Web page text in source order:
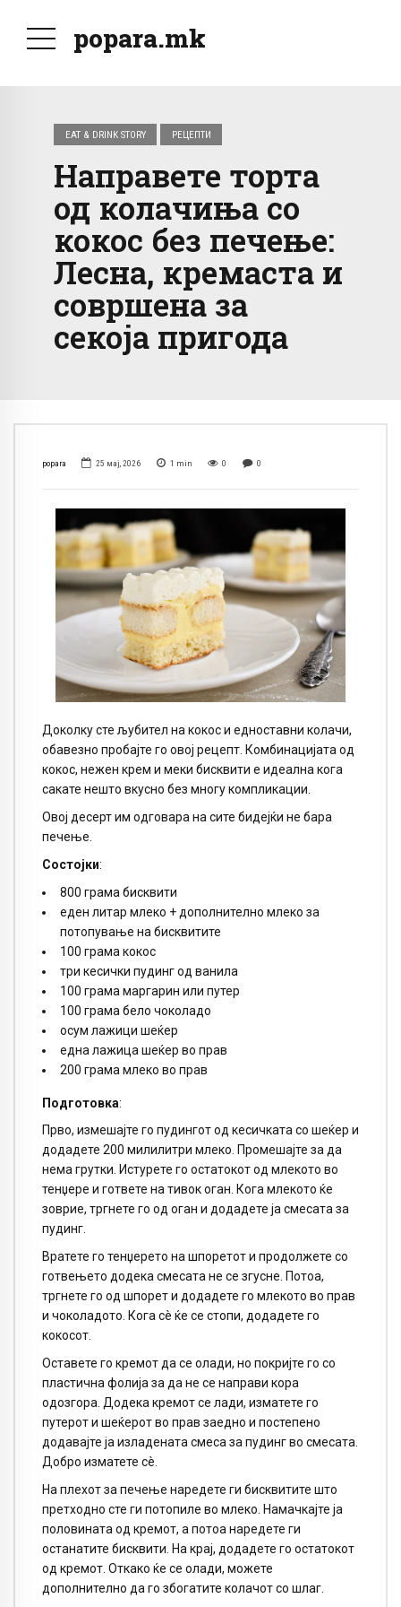
popara.mk
EAT & DRINK STORY РЕЦЕПТИ
Направете торта
од колачиња со
кокос без печење:
Лесна, кремаста и
совршена за
секоја пригода
popara 25 мај, 2026 1 min 0 0
Доколку сте љубител на кокос и едноставни колачи,
обавезно пробајте го овој рецепт. Комбинацијата од
кокос, нежен крем и меки бисквити е идеална кога
сакате нешто вкусно без многу компликации.
Овој десерт им одговара на сите бидејќи не бара
печење.
Состојки:
800 грама бисквити
еден литар млеко + дополнително млеко за
потопување на бисквитите
100 грама кокос
три кесички пудинг од ванила
100 грама маргарин или путер
100 грама бело чоколадо
осум лажици шеќер
една лажица шеќер во прав
200 грама млеко во прав
Подготовка:
Прво, измешајте го пудингот од кесичката со шеќер и
додадете 200 милилитри млеко. Промешајте за да
нема грутки. Истурете го остатокот од млекото во
тенџере и гответе на тивок оган. Кога млекото ќе
зоврие, тргнете го од оган и додадете ја смесата за
пудинг.
Вратете го тенџерето на шпоретот и продолжете со
готвењето додека смесата не се згусне. Потоа,
тргнете го од шпорет и додадете го млекото во прав
и чоколадото. Кога сè ќе се стопи, додадете го
кокосот.
Оставете го кремот да се олади, но покријте го со
пластична фолија за да не се направи кора
одозгора. Додека кремот се лади, изматете го
путерот и шеќерот во прав заедно и постепено
додавајте ја изладената смеса за пудинг во смесата.
Добро изматете сè.
На плехот за печење наредете ги бисквитите што
претходно сте ги потопиле во млеко. Намачкајте ја
половината од кремот, а потоа наредете ги
останатите бисквити. На крај, додадете го остатокот
од кремот. Откако ќе се олади, можете
дополнително да го збогатите колачот со шлаг.